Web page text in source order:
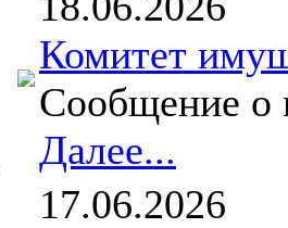
Комитет
Сообщение о
Далее...
17.06.2026